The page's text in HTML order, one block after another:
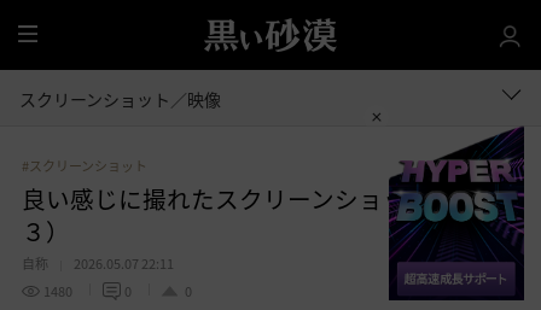
全
体
スクリーンショット／映像
#スクリーンショット
良い感じに撮れたスクリーンショット集（２
３）
自称
2026.05.07 22:11
1480
0 0